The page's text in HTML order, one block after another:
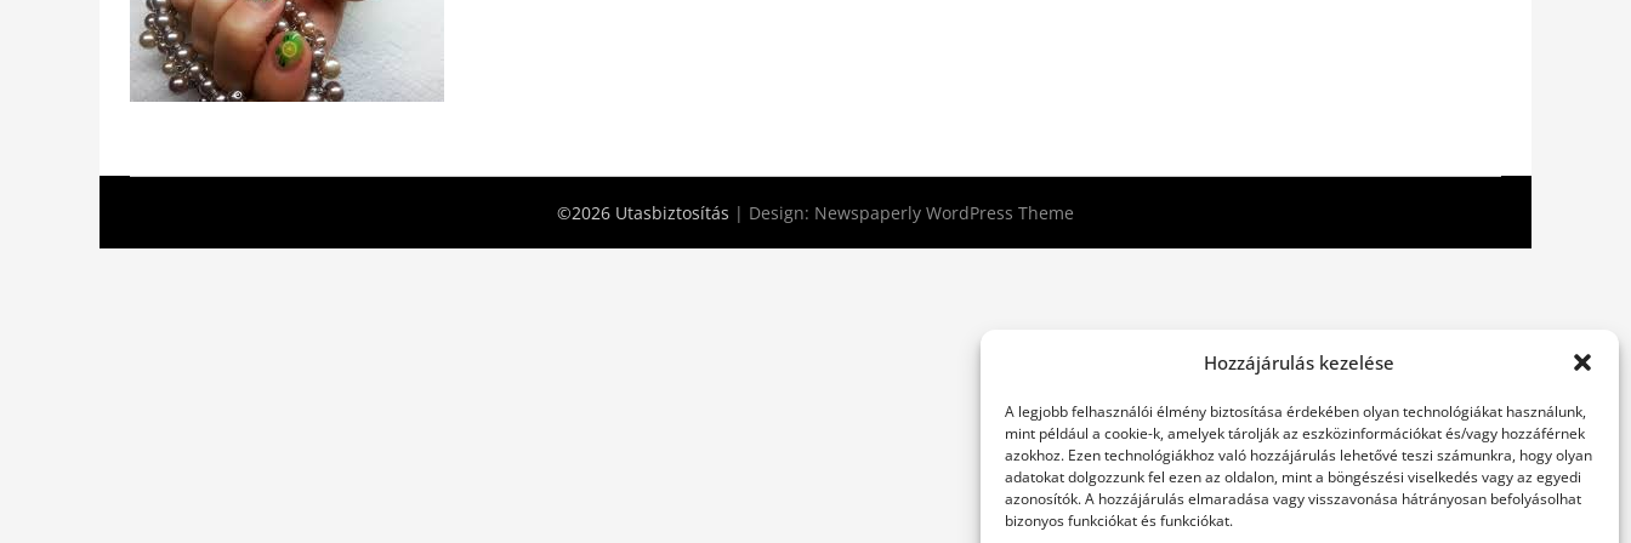
Hozzájárulás kezelése
A legjobb felhasználói élmény biztosítása érdekében olyan technológiákat használunk,
mint például a cookie-k, amelyek tárolják az eszközinformációkat és/vagy hozzáférnek
azokhoz. Ezen technológiákhoz való hozzájárulás lehetővé teszi számunkra, hogy olyan
adatokat dolgozzunk fel ezen az oldalon, mint a böngészési viselkedés vagy az egyedi
azonosítók. A hozzájárulás elmaradása vagy visszavonása hátrányosan befolyásolhat
bizonyos funkciókat és funkciókat.
©2026 Utasbiztosítás | Design: Newspaperly WordPress Theme